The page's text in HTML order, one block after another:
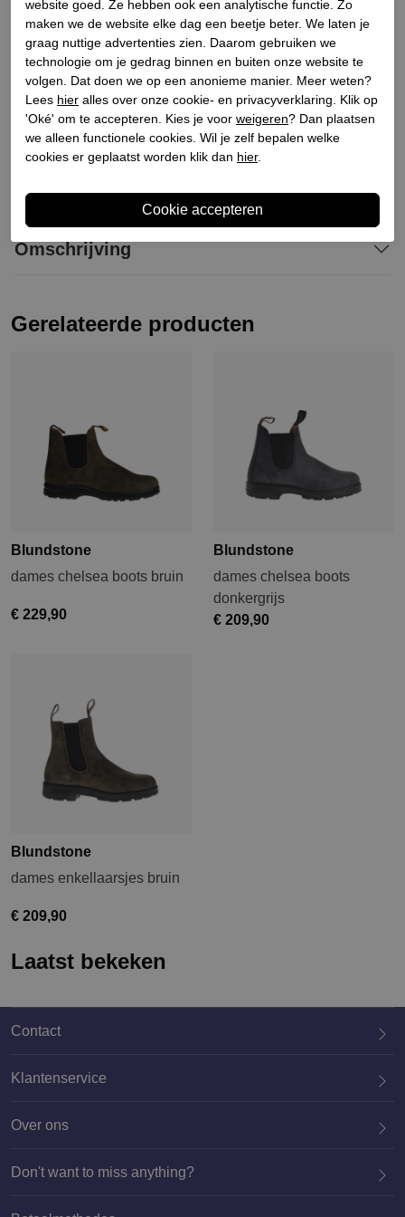
Materiaal buitenkant
Leer
Materiaal binnenkant
Leer/synthetisch
Materiaal zool
Synthetisch
Hakhoogte
3.5
Schachthoogte
12.5
Winkelvoorraad
Omschrijving
Gerelateerde producten
Blundstone
dames chelsea boots bruin
€ 229,90
Blundstone
dames chelsea boots
donkergrijs
€ 209,90
Blundstone
dames enkellaarsjes bruin
€ 209,90
Laatst bekeken
Contact
020 659 3444
Klantenservice
Over ons
Don't want to miss anything?
website goed. Ze hebben ook een analytische functie. Zo
maken we de website elke dag een beetje beter. We laten je
graag nuttige advertenties zien. Daarom gebruiken we
technologie om je gedrag binnen en buiten onze website te
volgen. Dat doen we op een anonieme manier. Meer weten?
Lees hier alles over onze cookie- en privacyverklaring. Klik op
'Oké' om te accepteren. Kies je voor weigeren? Dan plaatsen
we alleen functionele cookies. Wil je zelf bepalen welke
cookies er geplaatst worden klik dan hier.